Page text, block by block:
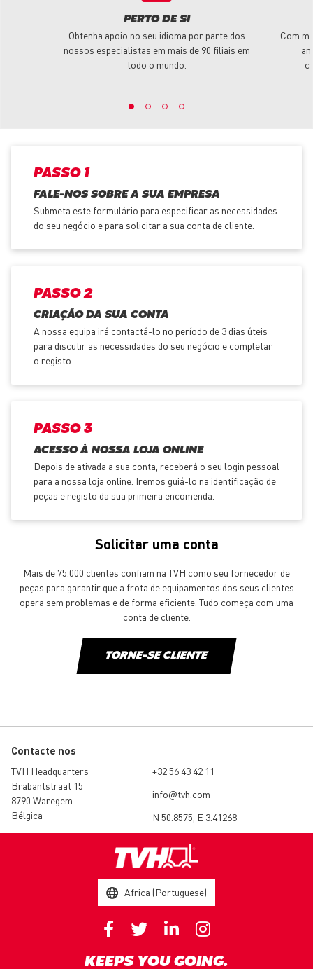
PERTO DE SI
Obtenha apoio no seu idioma por parte dos
nossos especialistas em mais de 90 filiais em
todo o mundo.
Com
PASSO 1
FALE-NOS SOBRE A SUA EMPRESA
Submeta este formulário para especificar as necessidades
do seu negócio e para solicitar a sua conta de cliente.
PASSO 2
CRIAÇÃO DA SUA CONTA
A nossa equipa irá contactá-lo no período de 3 dias úteis
para discutir as necessidades do seu negócio e completar
o registo.
PASSO 3
ACESSO À NOSSA LOJA ONLINE
Depois de ativada a sua conta, receberá o seu login pessoal
para a nossa loja online. Iremos guiá-lo na identificação de
peças e registo da sua primeira encomenda.
Solicitar uma conta
Mais de 75.000 clientes confiam na TVH como seu fornecedor de
peças para garantir que a frota de equipamentos dos seus clientes
opera sem problemas e de forma eficiente. Tudo começa com uma
conta de cliente.
TORNE-SE CLIENTE
Contacte nos
TVH Headquarters
Brabantstraat 15
8790 Waregem
Bélgica
+32 56 43 42 11
info@tvh.com
N 50.8575, E 3.41268
Africa (Portuguese)
KEEPS YOU GOING.